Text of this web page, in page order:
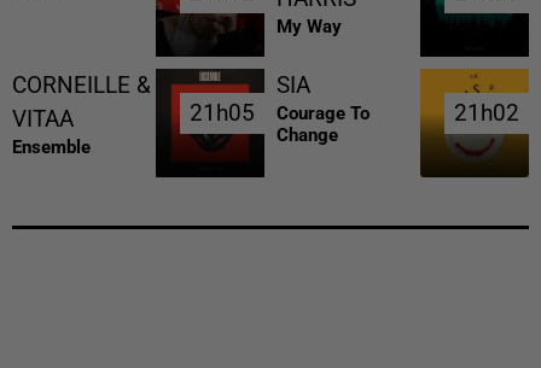
My Way
CORNEILLE &
VITAA
Ensemble
21h05
21h05
SIA
Courage To
Change
21h02
21h02